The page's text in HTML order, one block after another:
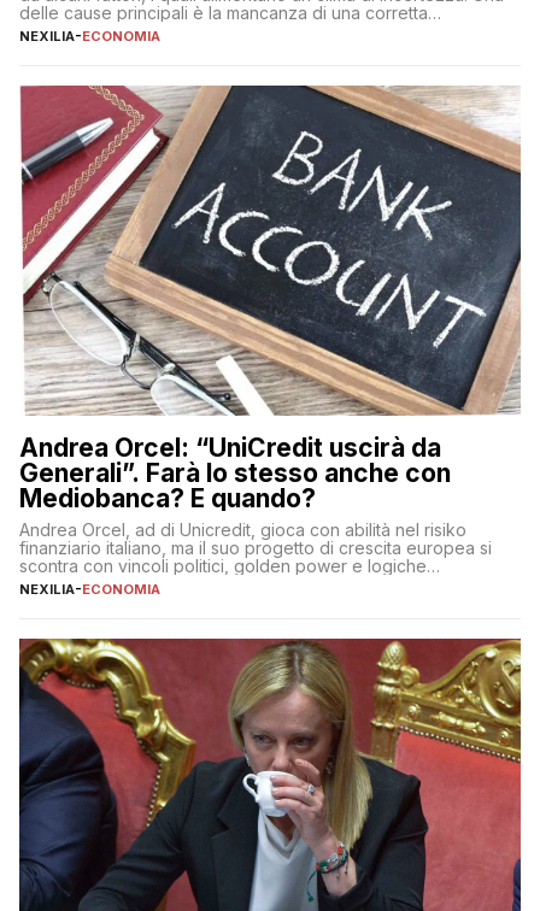
delle cause principali è la mancanza di una corretta
educazione finanziaria, che impedisce ad una larga parte della
sulle criptovalute: […]
NEXILIA-ECONOMIA
Andrea Orcel: “UniCredit uscirà da
Generali”. Farà lo stesso anche con
Mediobanca? E quando?
Andrea Orcel, ad di Unicredit, gioca con abilità nel risiko
finanziario italiano, ma il suo progetto di crescita europea si
scontra con vincoli politici, golden power e logiche
protezionistiche. Orcel e la mossa su Generali Andrea Orcel,
NEXILIA-ECONOMIA